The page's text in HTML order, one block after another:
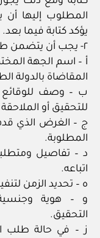
المطلوب إليها
يؤكد كتابة فيما بعد.
٢- يجب أن يتضمن طلب المساعدة البيانات الآتية:
أ – اسم الجهة
المقاضاة بالدولة
ب – وصف للوقائع
للتحقيق أو
ج – الغرض الذي
المطلوبة.
د – تفاصيل
اتباعه.
ه – تحديد الزمن
و – هوية
التحقيق.
ز – في حالة طلب